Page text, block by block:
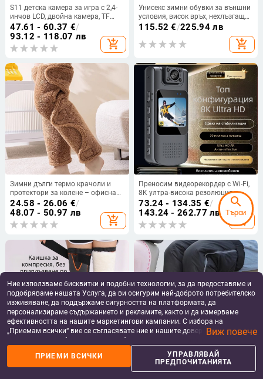
home apps shopping_basket
Кошница
person
Профил
S11 детска камера за игра с 2,4-
инчов LCD, двойна камера, TF
карта за съхранение, ABS корпус,
600 mAh батерия
47.61 - 60.37 €/
93.12 - 118.07 лв
add_shopping_cart
Унисекс зимни обувки за външни
условия, висок връх, нехлъзгаща
се дебела подметка, полиестерна
материя, изолирани за студено
време, подходящи за планински
115.52 €/225.94 лв
add_shopping_cart
Зимни дълги термо крачоли и
протектори за колене – офисна
термозащита, защита от студ за
възрастни, подходящи за
колоездене, На склад
24.58 - 26.06 €/
48.07 - 50.97 лв
add_shopping_cart
Преносим видеорекордер с Wi-Fi,
8K ултра-висока резолюция,
преглед в реално време и запис
73.24 - 134.35 €/
143.24 - 262.77 лв
add_shopping_cart
Удебелени и удължени вълнени
коленни защити със презрамки,
Зимни наколенки с пухкава
Ние използваме бисквитки и подобни технологии, за да предоставяме и
подобряваме нашата Услуга, да ви осигурим най-доброто потребителско
изживяване, да поддържаме сигурността на платформата, да
персонализираме съдържанието и рекламите, както и да измерваме
ефективността на нашите маркетингови кампании. С избора на
„Приемам всички“ вие се съгласявате ние и нашите доверени партньори
да съхраняваме бисквитки и подобни технологии на вашето устройство
за рекламни и аналитични цели. Можете по всяко време да управлявате
своите предпочитания, като натиснете „Управлявай предпочитанията“.
За повече информация, моля, вижте нашата
Виж повече
ПРИЕМИ ВСИЧКИ
УПРАВЛЯВАЙ
ПРЕДПОЧИТАНИЯТА
search
Търси